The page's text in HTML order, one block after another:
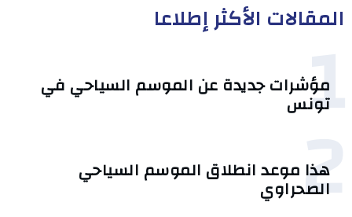
المقالات الأكثر إطلاعا
1
مؤشرات جديدة عن الموسم السياحي في
تونس
2
هذا موعد انطلاق الموسم السياحي
الصحراوي